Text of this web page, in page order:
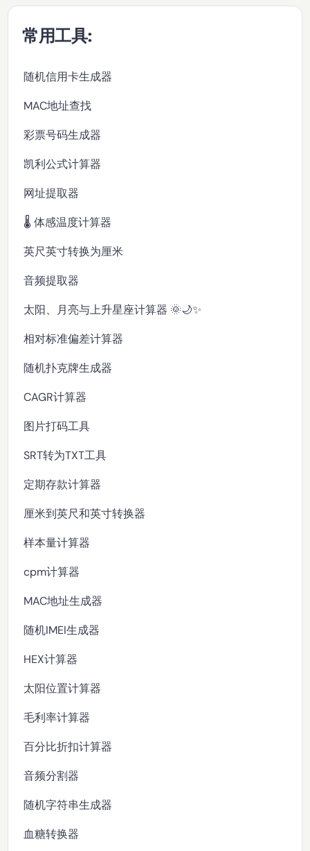
常用工具:
随机信用卡生成器
MAC地址查找
彩票号码生成器
凯利公式计算器
网址提取器
🌡️ 体感温度计算器
英尺英寸转换为厘米
音频提取器
太阳、月亮与上升星座计算器 🌞🌙✨
相对标准偏差计算器
随机扑克牌生成器
CAGR计算器
图片打码工具
SRT转为TXT工具
定期存款计算器
厘米到英尺和英寸转换器
样本量计算器
cpm计算器
MAC地址生成器
随机IMEI生成器
HEX计算器
太阳位置计算器
毛利率计算器
百分比折扣计算器
音频分割器
随机字符串生成器
血糖转换器